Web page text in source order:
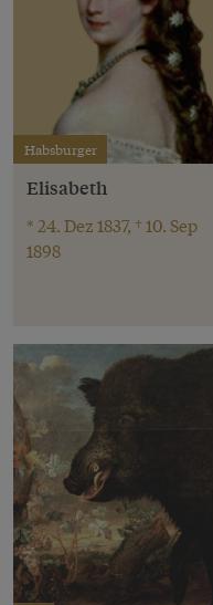
Habsburger
Elisabeth
* 24. Dez 1837, † 10. Sep
1898